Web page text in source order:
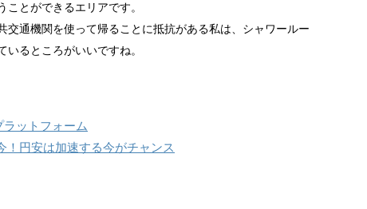
とができるエリアです。
交通機関を使って帰ることに抵抗がある私は、シャワールー
いるところがいいですね。
ットフォーム
！円安は加速する今がチャンス